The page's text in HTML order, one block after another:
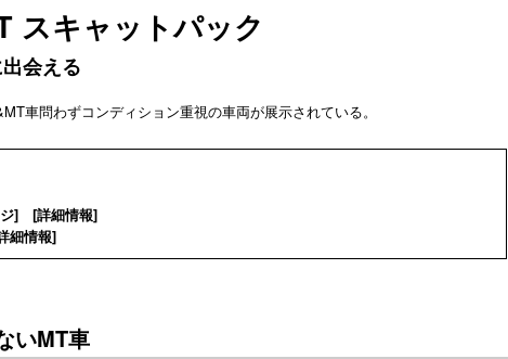
スキャットパック
会える
車問わずコンディション重視の車両が展示されている。
] [詳細情報]
細情報]
いMT車